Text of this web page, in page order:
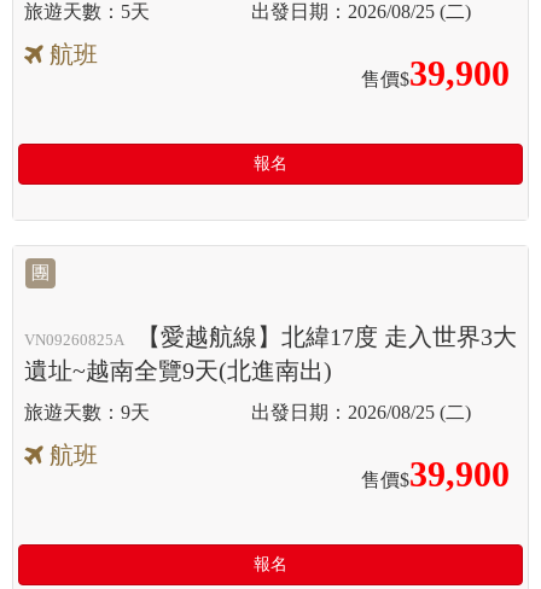
5天 2026/08/25 (二)
航班
售價$39,900
報名
團
VN09260825A
【愛越航線】北緯17度 走入世界3大
遺址~越南全覽9天(北進南出)
9天 2026/08/25 (二)
航班
售價$39,900
報名